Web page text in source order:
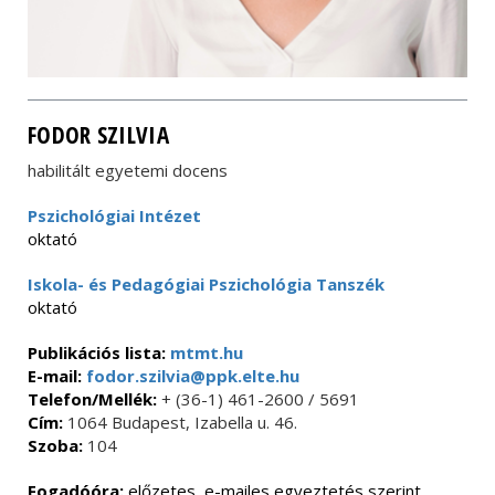
FODOR SZILVIA
habilitált egyetemi docens
Pszichológiai Intézet
oktató
Iskola- és Pedagógiai Pszichológia Tanszék
oktató
Publikációs lista: mtmt.hu
E-mail: fodor.szilvia@ppk.elte.hu
Telefon/Mellék: + (36-1) 461-2600 / 5691
Cím: 1064 Budapest, Izabella u. 46.
Szoba: 104
Fogadóóra: előzetes, e-mailes egyeztetés szerint